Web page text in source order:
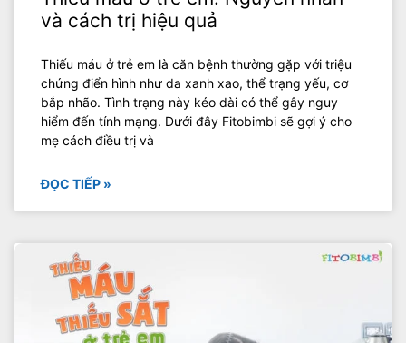
và cách trị hiệu quả
Thiếu máu ở trẻ em là căn bệnh thường gặp với triệu
chứng điển hình như da xanh xao, thể trạng yếu, cơ
bắp nhão. Tình trạng này kéo dài có thể gây nguy
hiểm đến tính mạng. Dưới đây Fitobimbi sẽ gợi ý cho
mẹ cách điều trị và
ĐỌC TIẾP »